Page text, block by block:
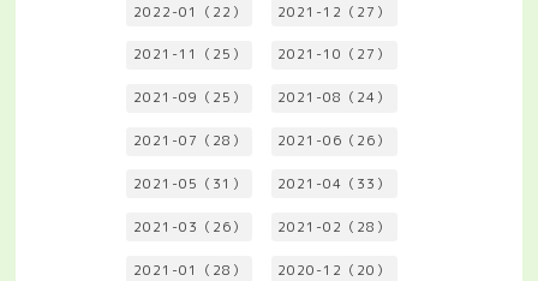
2022-01（22） 2021-12（27）
2021-11（25） 2021-10（27）
2021-09（25） 2021-08（24）
2021-07（28） 2021-06（26）
2021-05（31） 2021-04（33）
2021-03（26） 2021-02（28）
2021-01（28） 2020-12（20）